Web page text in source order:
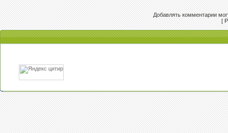
Добавлять комментарии
[